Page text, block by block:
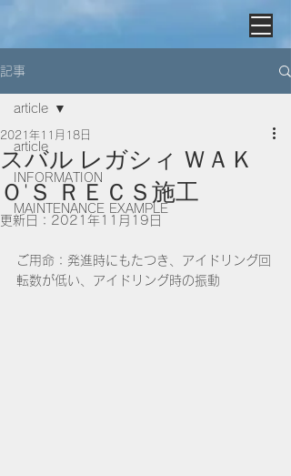
記事
article
INFORMATION
MAINTENANCE EXAMPLE
article
スバル レガシィ ＷＡＫ
Ｏ'Ｓ ＲＥＣＳ施工
2021年11月18日
更新日： 2021年11月19日
ご用命：発進時にもたつき、アイドリング回
転数が低い、アイドリング時の振動